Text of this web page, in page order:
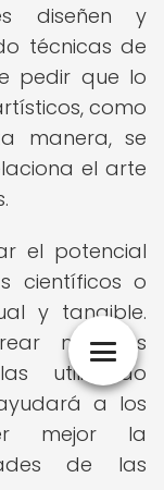
diseñen y
técnicas de
pedir que lo
como
manera, se
el arte
el potencial
científicos o
y tangible.
modelos
utilizando
a los
mejor la
de las